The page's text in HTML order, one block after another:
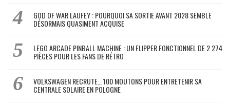
GOD OF WAR LAUFEY : POURQUOI SA SORTIE AVANT 2028 SEMBLE
DÉSORMAIS QUASIMENT ACQUISE
LEGO ARCADE PINBALL MACHINE : UN FLIPPER FONCTIONNEL DE 2 274
PIÈCES POUR LES FANS DE RÉTRO
VOLKSWAGEN RECRUTE… 100 MOUTONS POUR ENTRETENIR SA
CENTRALE SOLAIRE EN POLOGNE